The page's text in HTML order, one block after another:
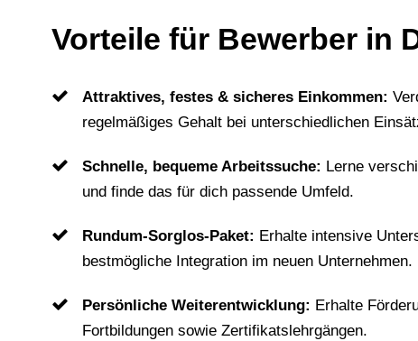
Vorteile für Bewerber in
Attraktives, festes & sicheres Einkommen:
regelmäßiges Gehalt bei unterschiedlichen
Schnelle, bequeme Arbeitssuche: Lerne
und finde das für dich passende Umfeld.
Rundum-Sorglos-Paket: Erhalte intensive
bestmögliche Integration im neuen Unternehmen.
Persönliche Weiterentwicklung: Erhalte
Fortbildungen sowie Zertifikatslehrgängen.